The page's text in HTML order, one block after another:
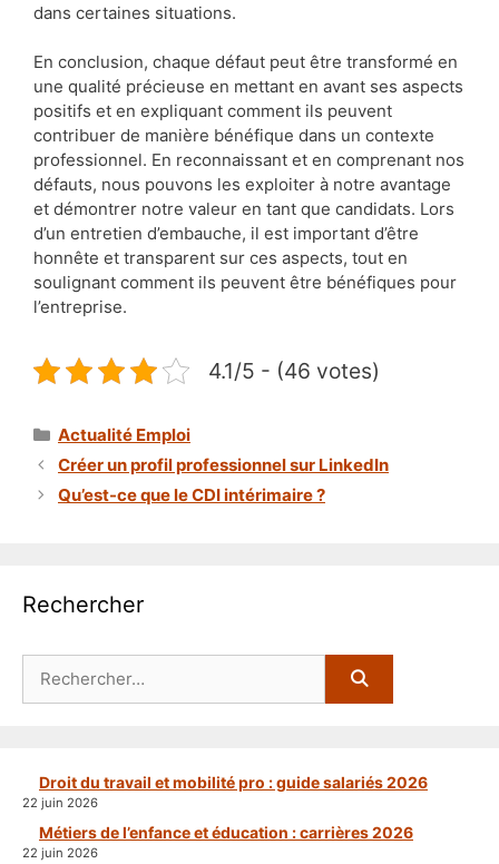
dans certaines situations.
En conclusion, chaque défaut peut être transformé en
une qualité précieuse en mettant en avant ses aspects
positifs et en expliquant comment ils peuvent
contribuer de manière bénéfique dans un contexte
professionnel. En reconnaissant et en comprenant nos
défauts, nous pouvons les exploiter à notre avantage
et démontrer notre valeur en tant que candidats. Lors
d’un entretien d’embauche, il est important d’être
honnête et transparent sur ces aspects, tout en
soulignant comment ils peuvent être bénéfiques pour
l’entreprise.
4.1/5 - (46 votes)
Catégories
Actualité Emploi
Créer un profil professionnel sur LinkedIn
Qu’est-ce que le CDI intérimaire ?
Rechercher
Droit du travail et mobilité pro : guide salariés 2026
22 juin 2026
Métiers de l’enfance et éducation : carrières 2026
22 juin 2026